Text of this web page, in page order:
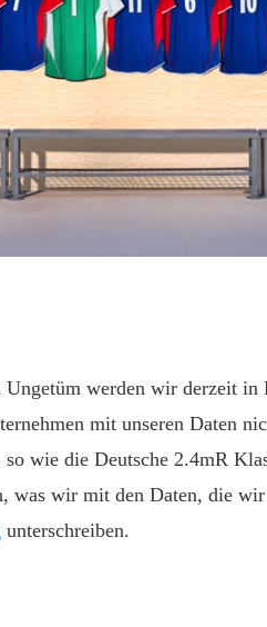
werden wir derzeit in
mit unseren Daten
wie die Deutsche 2.4mR
was wir mit den Daten, die
unterschreiben.